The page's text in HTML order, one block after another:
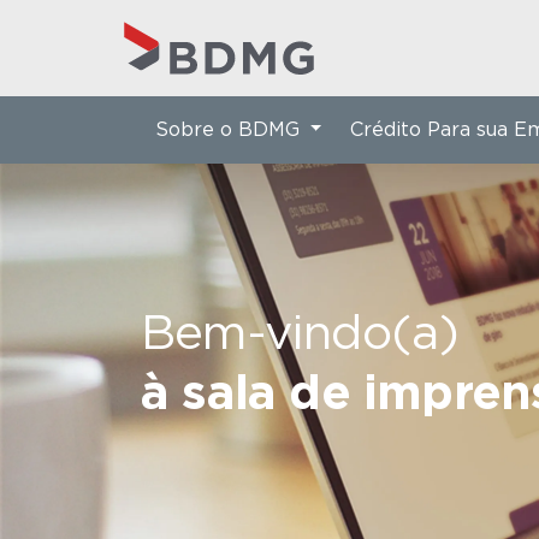
Bem-vindo(a)
à sala de
Sobre o BDMG Crédito Para sua